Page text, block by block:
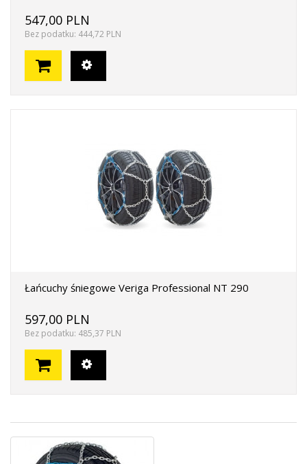
547,00 PLN
Bez podatku: 444,72 PLN
Łańcuchy śniegowe Veriga Professional NT 290
597,00 PLN
Bez podatku: 485,37 PLN